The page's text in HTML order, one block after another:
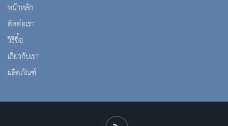
หน้าหลัก
ติดต่อเรา
วิธีซื้อ
เกี่ยวกับเรา
ผลิตภัณฑ์